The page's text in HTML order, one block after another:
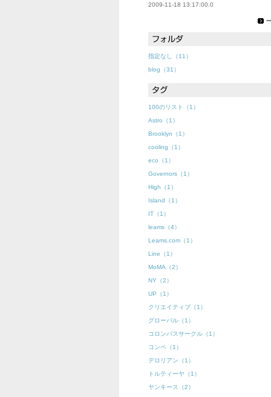
2009-11-18 13:17:00.0
指定なし（11）
blog（31）
100のリスト（1）
Astro（1）
Brooklyn（1）
cooling（1）
eco（1）
Governors（1）
High（1）
Island（1）
IT（1）
leams（4）
Leams.com（1）
Line（1）
MoMA（2）
NY（2）
UP（1）
クリエイティブ（1）
グローバル（1）
コロンバスサークル（1）
コンペ（1）
デロリアン（1）
トルティーヤ（1）
ヤンキース（2）